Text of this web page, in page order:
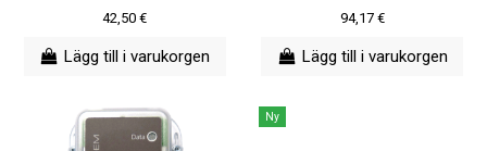
42,50 €
Lägg till i varukorgen
94,17 €
Lägg till i varukorgen
Ny